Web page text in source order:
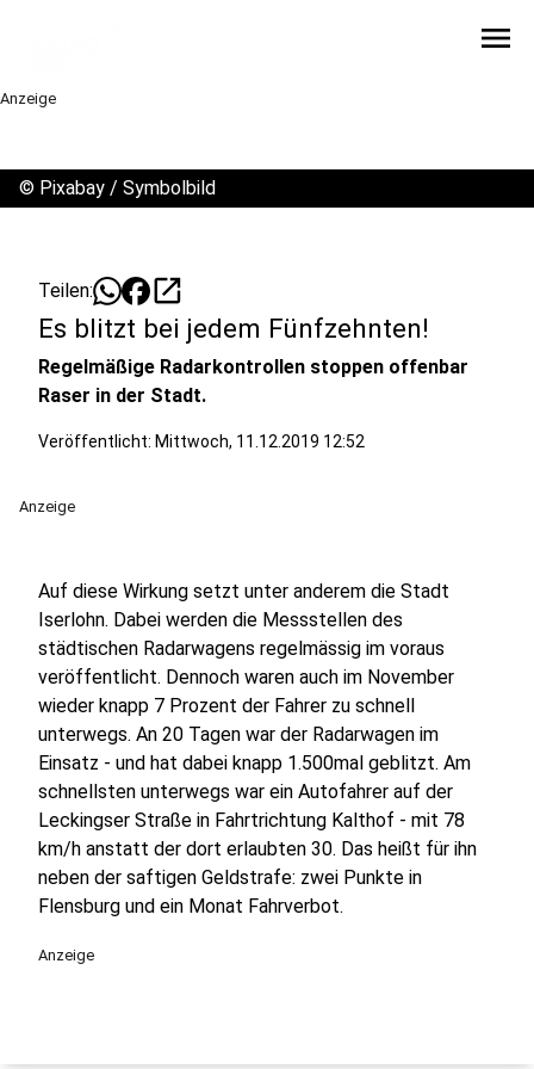
menu
Anzeige
© Pixabay / Symbolbild
Teilen: open_in_new
Es blitzt bei jedem Fünfzehnten!
Regelmäßige Radarkontrollen stoppen offenbar
Raser in der Stadt.
Veröffentlicht: Mittwoch, 11.12.2019 12:52
Anzeige
Auf diese Wirkung setzt unter anderem die Stadt
Iserlohn. Dabei werden die Messstellen des
städtischen Radarwagens regelmässig im voraus
veröffentlicht. Dennoch waren auch im November
wieder knapp 7 Prozent der Fahrer zu schnell
unterwegs. An 20 Tagen war der Radarwagen im
Einsatz - und hat dabei knapp 1.500mal geblitzt. Am
schnellsten unterwegs war ein Autofahrer auf der
Leckingser Straße in Fahrtrichtung Kalthof - mit 78
km/h anstatt der dort erlaubten 30. Das heißt für ihn
neben der saftigen Geldstrafe: zwei Punkte in
Flensburg und ein Monat Fahrverbot.
Anzeige